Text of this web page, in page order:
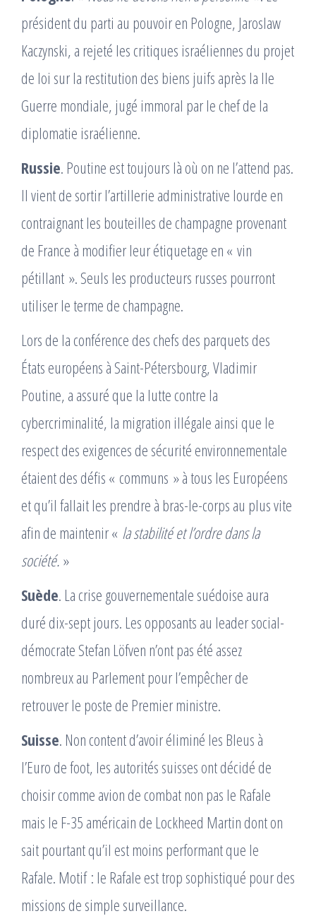
président du parti au pouvoir en Pologne, Jaroslaw
Kaczynski, a rejeté les critiques israéliennes du projet
de loi sur la restitution des biens juifs après la IIe
Guerre mondiale, jugé immoral par le chef de la
diplomatie israélienne.
Russie. Poutine est toujours là où on ne l’attend pas.
Il vient de sortir l’artillerie administrative lourde en
contraignant les bouteilles de champagne provenant
de France à modifier leur étiquetage en « vin
pétillant ». Seuls les producteurs russes pourront
utiliser le terme de champagne.
Lors de la conférence des chefs des parquets des
États européens à Saint-Pétersbourg, Vladimir
Poutine, a assuré que la lutte contre la
cybercriminalité, la migration illégale ainsi que le
respect des exigences de sécurité environnementale
étaient des défis « communs » à tous les Européens
et qu’il fallait les prendre à bras-le-corps au plus vite
afin de maintenir « la stabilité et l’ordre dans la
société. »
Suède. La crise gouvernementale suédoise aura
duré dix-sept jours. Les opposants au leader social-
démocrate Stefan Löfven n’ont pas été assez
nombreux au Parlement pour l’empêcher de
retrouver le poste de Premier ministre.
Suisse. Non content d’avoir éliminé les Bleus à
l’Euro de foot, les autorités suisses ont décidé de
choisir comme avion de combat non pas le Rafale
mais le F-35 américain de Lockheed Martin dont on
sait pourtant qu’il est moins performant que le
Rafale. Motif : le Rafale est trop sophistiqué pour des
missions de simple surveillance.